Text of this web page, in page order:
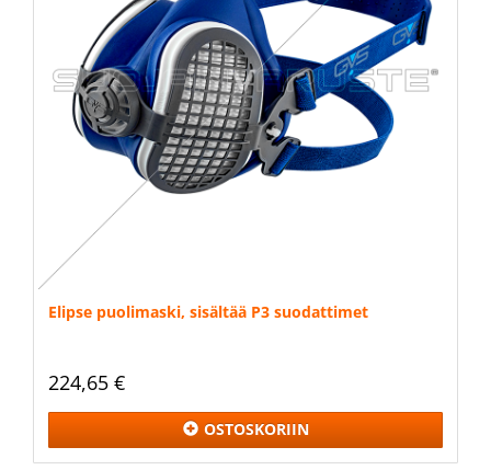
Elipse puolimaski, sisältää P3 suodattimet
224,65 €
OSTOSKORIIN